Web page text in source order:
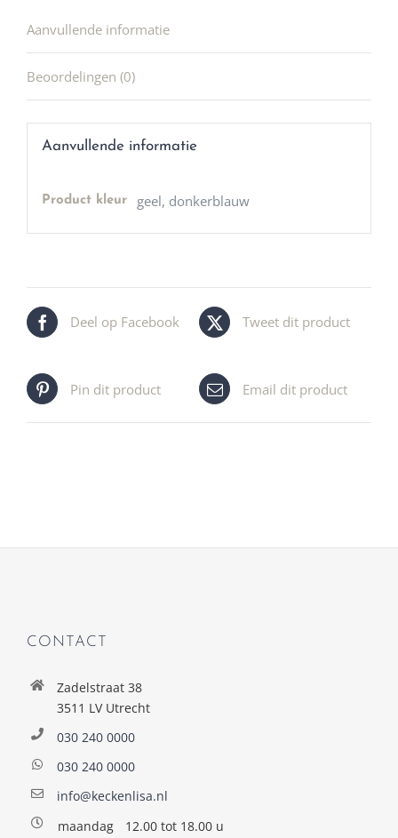
Aanvullende informatie
Beoordelingen (0)
Aanvullende informatie
Product kleur geel, donkerblauw
Deel op Facebook Tweet dit product
Pin dit product Email dit product
CONTACT
Zadelstraat 38
3511 LV Utrecht
030 240 0000
030 240 0000
info@keckenlisa.nl
maandag
12.00 tot 18.00 u